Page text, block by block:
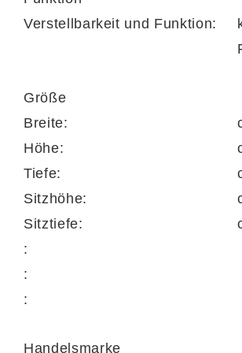
Ein weiteres Plus ist das
Goldenes M
Verstellbarkeit und Funktion:
Größe
Breite:
Höhe:
Tiefe:
Sitzhöhe:
Sitztiefe:
:
:
:
Handelsmarke